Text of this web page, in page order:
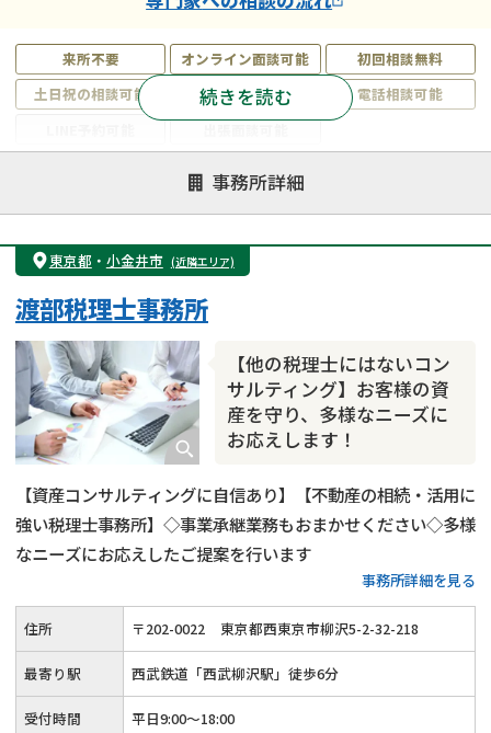
来所不要 オンライン面談可能
初回相談無料
土日祝の相談可能
19時以降電話可能
電話相談可能
遺言書作成・遺言執行
相続放棄
相続登記
遺産分割
遺留分侵害額請求
相続税申告
相続手続き
銀行手続き
成年後見・任意後見
相続人調査
相続トラブル
続きを読む
事務所詳細
東京都 ・ 小金井市 (近隣エリア)
【他の税理士にはないコン
サルティング】お客様の資
産を守り、多様なニーズに
お応えします！
渡部税理士事務所
【資産コンサルティングに自信あり】【不動産の相続・活用に
強い税理士事務所】◇事業承継業務もおまかせください◇多様
なニーズにお応えしたご提案を行います
事務所詳細を見る
住所 〒202-0022 東京都西東京市柳沢5-2-32-218
最寄り駅 西武鉄道「西武柳沢駅」徒歩6分
受付時間 平日9:00～18:00